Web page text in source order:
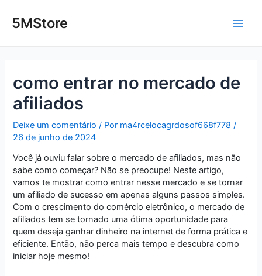
para5MStore
como entrar no mercado de
afiliados
Deixe um comentário / Por ma4rcelocagrdosof668f778/
26 de junho de 2024
Você já ouviu falar sobre o mercado de afiliados, mas não
sabe como começar? Não se preocupe! Neste artigo,
vamos te mostrar como entrar nesse mercado e se tornar
um afiliado de sucesso em apenas alguns passos simples.
Com o crescimento do comércio eletrônico, o mercado de
afiliados tem se tornado uma ótima oportunidade para
quem deseja ganhar dinheiro na internet de forma prática e
eficiente. Então, não perca mais tempo e descubra como
iniciar hoje mesmo!
navigation